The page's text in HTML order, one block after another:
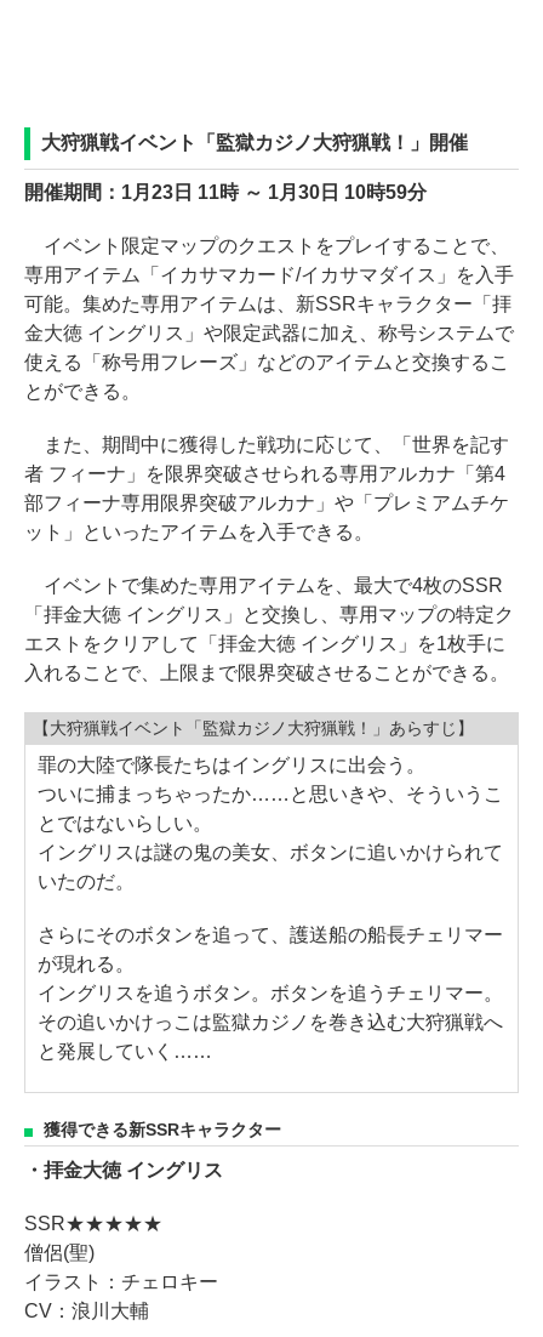
大狩猟戦イベント「監獄カジノ大狩猟戦！」開催
開催期間：1月23日 11時 ～ 1月30日 10時59分
イベント限定マップのクエストをプレイすることで、
専用アイテム「イカサマカード/イカサマダイス」を入手
可能。集めた専用アイテムは、新SSRキャラクター「拝
金大徳 イングリス」や限定武器に加え、称号システムで
使える「称号用フレーズ」などのアイテムと交換するこ
とができる。
また、期間中に獲得した戦功に応じて、「世界を記す
者 フィーナ」を限界突破させられる専用アルカナ「第4
部フィーナ専用限界突破アルカナ」や「プレミアムチケ
ット」といったアイテムを入手できる。
イベントで集めた専用アイテムを、最大で4枚のSSR
「拝金大徳 イングリス」と交換し、専用マップの特定ク
エストをクリアして「拝金大徳 イングリス」を1枚手に
入れることで、上限まで限界突破させることができる。
【大狩猟戦イベント「監獄カジノ大狩猟戦！」あらすじ】
罪の大陸で隊長たちはイングリスに出会う。
ついに捕まっちゃったか……と思いきや、そういうこ
とではないらしい。
イングリスは謎の鬼の美女、ボタンに追いかけられて
いたのだ。
さらにそのボタンを追って、護送船の船長チェリマー
が現れる。
イングリスを追うボタン。ボタンを追うチェリマー。
その追いかけっこは監獄カジノを巻き込む大狩猟戦へ
と発展していく……
獲得できる新SSRキャラクター
・拝金大徳 イングリス
SSR★★★★★
僧侶(聖)
イラスト：チェロキー
CV：浪川大輔